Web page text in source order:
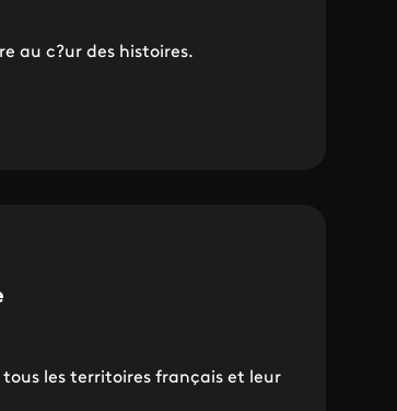
au c?ur des histoires.
les territoires français et leur